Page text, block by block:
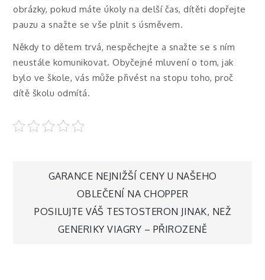
obrázky, pokud máte úkoly na delší čas, dítěti dopřejte
pauzu a snažte se vše plnit s úsměvem.
Někdy to dětem trvá, nespěchejte a snažte se s ním
neustále komunikovat. Obyčejné mluvení o tom, jak
bylo ve škole, vás může přivést na stopu toho, proč
dítě školu odmítá.
Navigace
pro
GARANCE NEJNIŽŠÍ CENY U NAŠEHO
OBLEČENÍ NA CHOPPER
POSILUJTE VÁŠ TESTOSTERON JINAK, NEŽ
GENERIKY VIAGRY – PŘIROZENĚ